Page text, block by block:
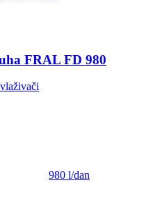
FRAL FD 980
980 l/dan